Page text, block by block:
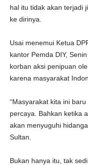
hal itu tidak akan terjadi
ke dirinya.
Usai menemui Ketua
kantor Pemda DIY,
korban aksi penipuan
karena masyarakat
“Masyarakat kita ini
percaya. Bahkan ketika
akan menyuguhi
Sultan.
Bukan hanya itu, tak